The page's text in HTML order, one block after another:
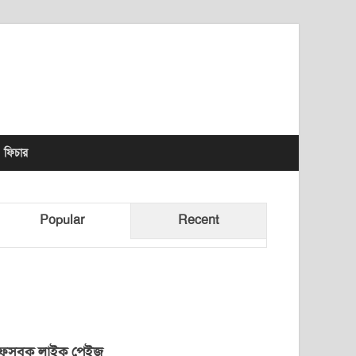
ফিচার
Popular Recent
লাইক পেইজ